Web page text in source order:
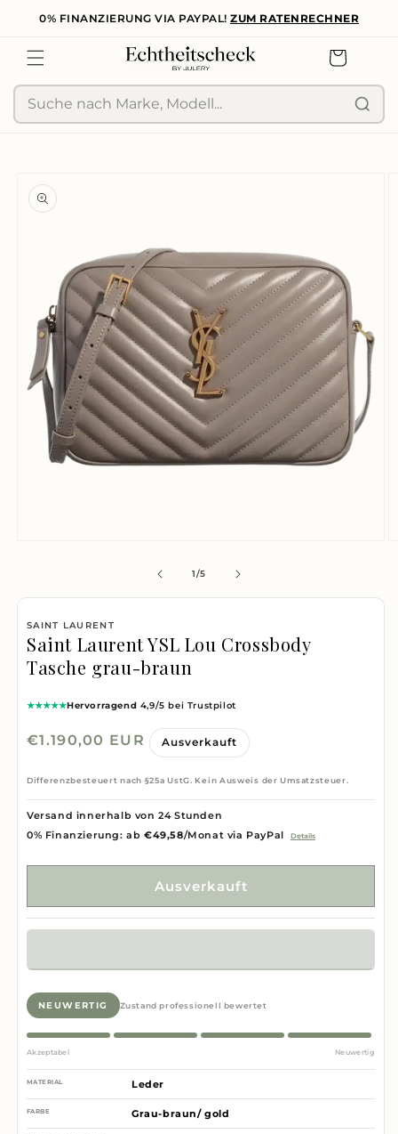
zum
0% FINANZIERUNG VIA PAYPAL! ZUM RATENRECHNER
Warenkorb
Suche
öffnen
1/von
5
SAINT LAURENT
Saint Laurent YSL Lou Crossbody
Tasche grau-braun
★★★★★Hervorragend 4,9/5 bei Trustpilot
Normaler
€1.190,00 EUR Ausverkauft
Differenzbesteuert nach §25a UstG. Kein Ausweis der Umsatzsteuer.
Versand innerhalb von 24 Stunden
0% Finanzierung: ab €49,58/Monat via PayPal Details
Ausverkauft
NEUWERTIG Zustand professionell bewertet
Akzeptabel Neuwertig
MATERIAL Leder
FARBE Grau-braun/ gold